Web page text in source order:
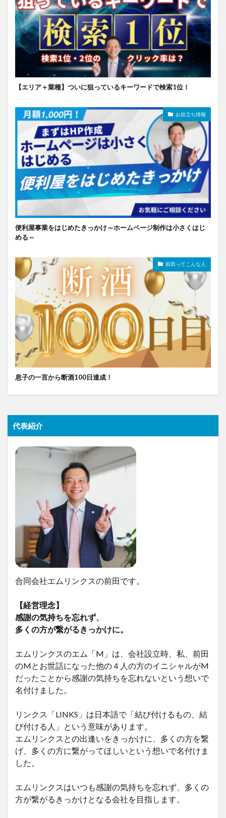
【エリア＋業種】ついに狙っているキーワードで検索1位！
お役立ち情報
便利屋事業をはじめたきっかけ～ホームページ制作は小さくはじ
める～
前田ってこんな人
息子の一言から断酒100日達成！
代表紹介
合同会社エムリンクスの前田です。
【経営理念】
感謝の気持ちを忘れず、
多くの方が繋がるきっかけに。
エムリンクスのエム「M」は、会社設立時、私、前田
のMとお世話になった他の４人の方のイニシャルがM
だったことから感謝の気持ちを忘れないという想いで
名付けました。
リンクス「LINKS」は日本語で「結び付けるもの、結
び付ける人」という意味があります。
エムリンクスとの出逢いをきっかけに、多くの方を繋
げ、多くの方に繋がってほしいという想いで名付けま
した。
エムリンクスはいつも感謝の気持ちを忘れず、多くの
方が繋がるきっかけとなる会社を目指します。